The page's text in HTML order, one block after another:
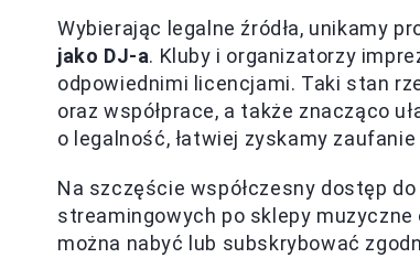
Wybierając legalne źródła, unikamy
jako DJ-a. Kluby i organizatorzy
odpowiednimi licencjami. Taki stan
oraz współprace, a także znacząco
o legalność, łatwiej zyskamy
Na szczęście współczesny dostęp
streamingowych po sklepy
można nabyć lub subskrybować